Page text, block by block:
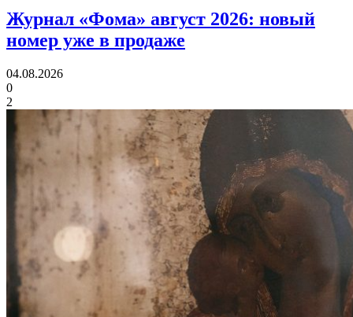
Журнал «Фома» август 2026: новый
номер уже в продаже
04.08.2026
0
2